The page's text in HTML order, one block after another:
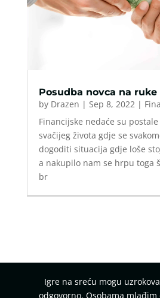
Posudba novca na ruke
by Drazen | Sep 8, 2022|
Financijske nedaće su
svačijeg života gdje se
dogoditi situacija gdje loše
a nakupilo nam se hrpu toga
br
Igre na sreću mogu
odgovorno. Osobama